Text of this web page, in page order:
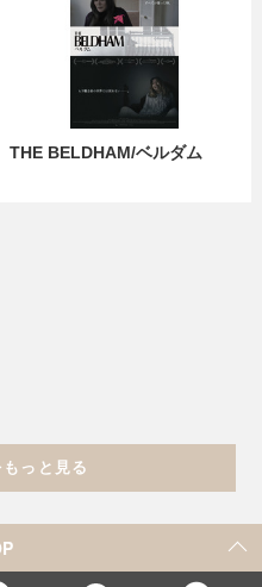
THE BELDHAM/ベルダム
っと見る